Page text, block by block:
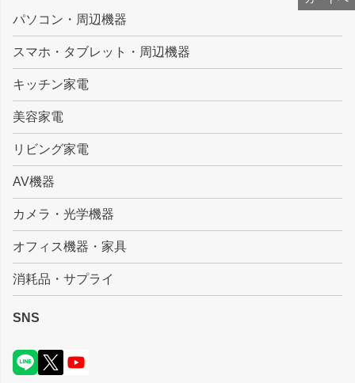
ジト
ップ
パソコン・周辺機器
スマホ・タブレット・周辺機器
キッチン家電
美容家電
リビング家電
AV機器
カメラ・光学機器
オフィス機器・家具
消耗品・サプライ
SNS